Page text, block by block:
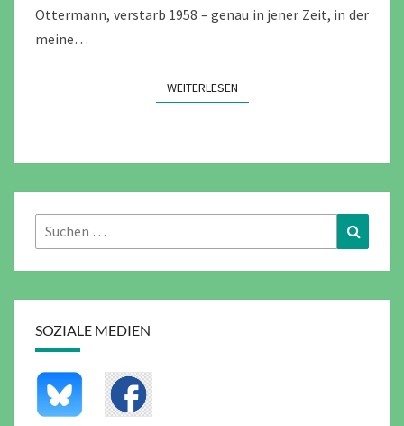
Ottermann, verstarb 1958 – genau in jener Zeit, in der
meine…
WEITERLESENWEITERLESEN
Suchen
nach:
SOZIALE MEDIEN